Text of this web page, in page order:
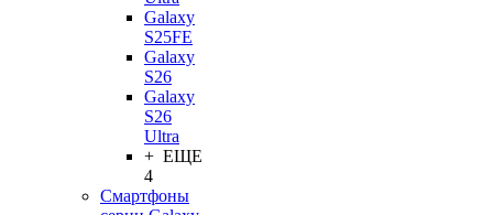
Galaxy
S25FE
Galaxy
S26
Galaxy
S26
Ultra
+ ЕЩЕ
4
Смартфоны